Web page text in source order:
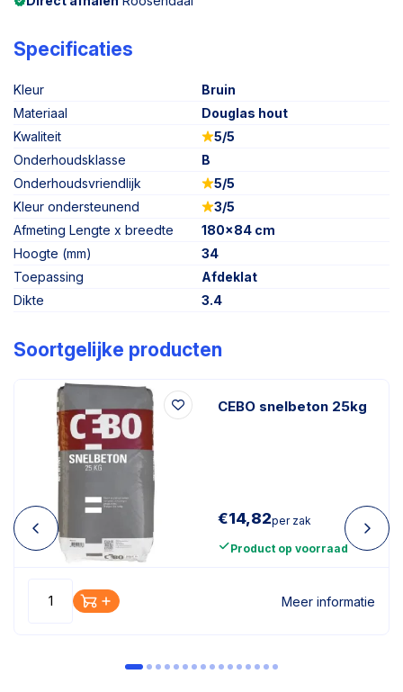
Specificaties
Kleur
Bruin
Materiaal
Douglas hout
Kwaliteit
5/5
Onderhoudsklasse
B
Onderhoudsvriendlijk
5/5
Kleur ondersteunend
3/5
Afmeting Lengte x breedte
180x84 cm
Hoogte (mm)
34
Toepassing
Afdeklat
Dikte
3.4
Soortgelijke producten
CEBO snelbeton 25kg
€14,82per zak
Product op voorraad
Meer informatie